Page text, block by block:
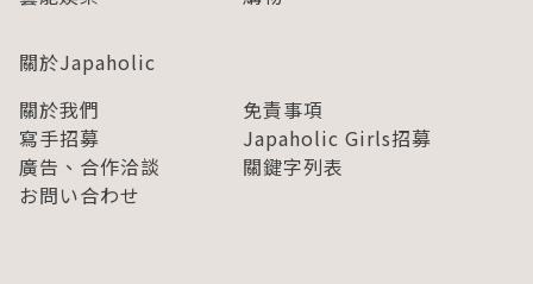
關於Japaholic
關於我們
免責事項
寫手招募
Japaholic Girls招募
廣告、合作洽談
關鍵字列表
お問い合わせ